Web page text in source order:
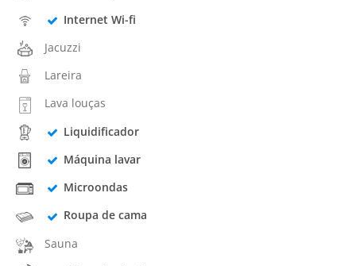
Internet Wi-fi
Jacuzzi
Lareira
Lava louças
Liquidificador
Máquina lavar
Microondas
Roupa de cama
Sauna